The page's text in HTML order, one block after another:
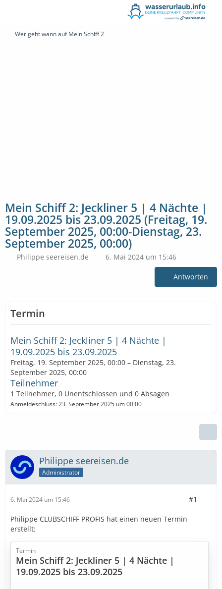
Wer geht wann auf Mein Schiff 2
Mein Schiff 2: Jeckliner 5 | 4 Nächte |
19.09.2025 bis 23.09.2025 (Freitag, 19.
September 2025, 00:00-Dienstag, 23.
September 2025, 00:00)
Philippe seereisen.de 6. Mai 2024 um 15:46
Antworten
Termin
Mein Schiff 2: Jeckliner 5 | 4 Nächte |
19.09.2025 bis 23.09.2025
Freitag, 19. September 2025, 00:00 – Dienstag, 23.
September 2025, 00:00
Teilnehmer
1 Teilnehmer, 0 Unentschlossen und 0 Absagen
Anmeldeschluss: 23. September 2025 um 00:00
Philippe seereisen.de
Administrator
6. Mai 2024 um 15:46 #1
Philippe CLUBSCHIFF PROFIS hat einen neuen Termin
erstellt:
Termin
Mein Schiff 2: Jeckliner 5 | 4 Nächte |
19.09.2025 bis 23.09.2025